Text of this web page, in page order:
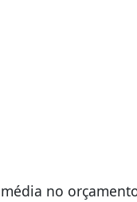
no